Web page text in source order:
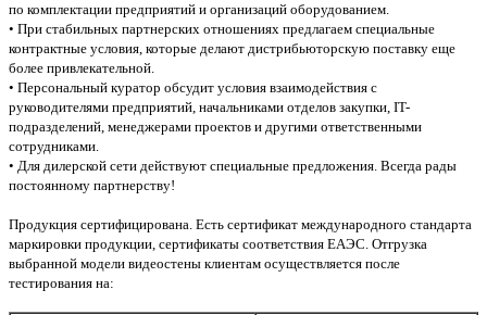
по комплектации предприятий и организаций оборудованием.
• При стабильных партнерских отношениях предлагаем специальные
контрактные условия, которые делают дистрибьюторскую поставку еще
более привлекательной.
• Персональный куратор обсудит условия взаимодействия с
руководителями предприятий, начальниками отделов закупки, IT-
подразделений, менеджерами проектов и другими ответственными
сотрудниками.
• Для дилерской сети действуют специальные предложения. Всегда рады
постоянному партнерству!
Продукция сертифицирована. Есть сертификат международного стандарта
маркировки продукции, сертификаты соответствия ЕАЭС. Отгрузка
выбранной модели видеостены клиентам осуществляется после
тестирования на: